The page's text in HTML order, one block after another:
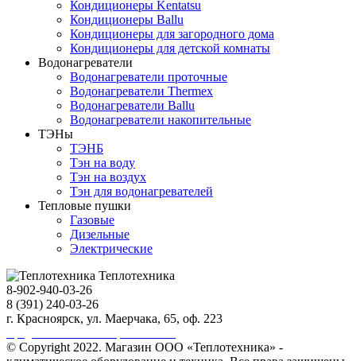
Кондиционеры Kentatsu
Кондиционеры Ballu
Кондиционеры для загородного дома
Кондиционеры для детской комнаты
Водонагреватели
Водонагреватели проточные
Водонагреватели Thermex
Водонагреватели Ballu
Водонагреватели накопительные
ТЭНы
ТЭНБ
Тэн на воду
Тэн на воздух
Тэн для водонагревателей
Тепловые пушки
Газовые
Дизельные
Электрические
Теплотехника
8-902-940-03-26
8 (391) 240-03-26
г. Красноярск, ул. Маерчака, 65, оф. 223
© Copyright 2022. Магазин ООО «Теплотехника» -